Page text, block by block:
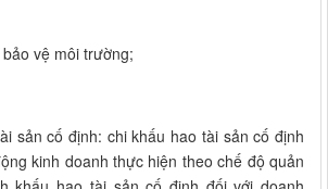
vệ môi trường;
sản cố định: chi khấu hao tài sản cố định
kinh doanh thực hiện theo chế độ quản